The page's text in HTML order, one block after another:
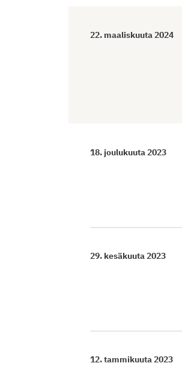
22. maaliskuuta 2024
18. joulukuuta 2023
29. kesäkuuta 2023
12. tammikuuta 2023